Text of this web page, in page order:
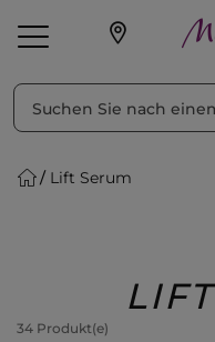
Geschenke
Lift Serum
34 Produkt(e)
sortieren nach